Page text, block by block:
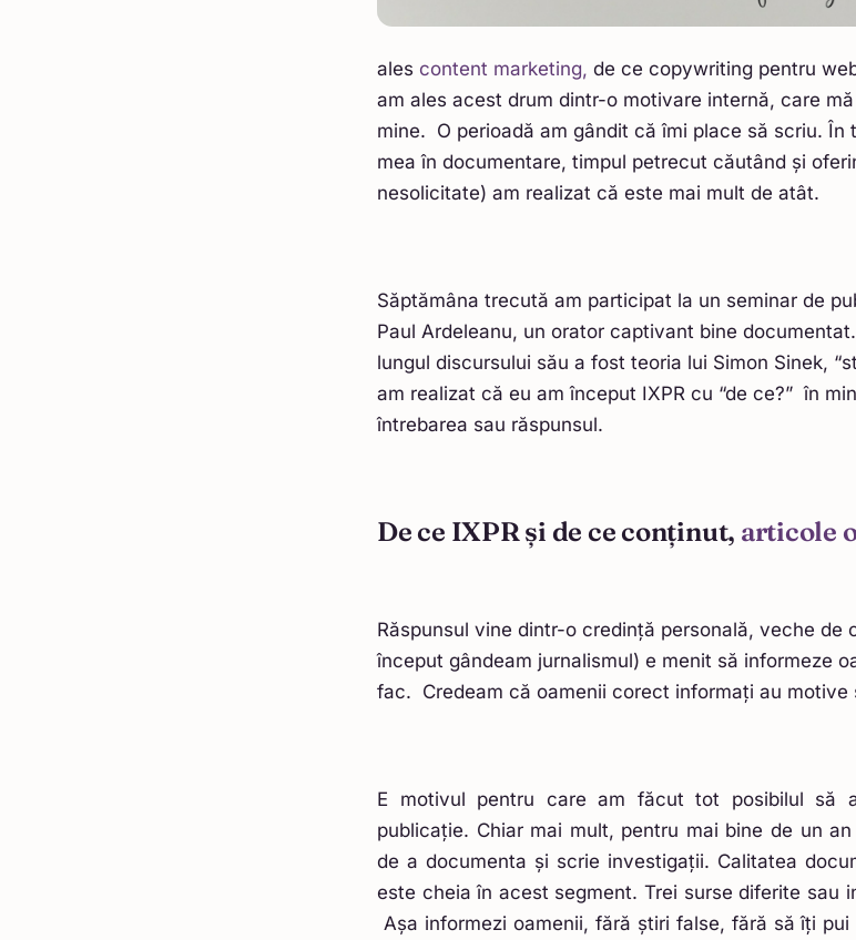
ales content marketing, de ce copywriting pentru
am ales acest drum dintr-o motivare internă, care
mine. O perioadă am gândit că îmi place să scriu. În
mea în documentare, timpul petrecut căutând și
nesolicitate) am realizat că este mai mult de atât.
Săptămâna trecută am participat la un seminar de
Paul Ardeleanu, un orator captivant bine
lungul discursului său a fost teoria lui Simon Sinek,
am realizat că eu am început IXPR cu “de ce?” în
întrebarea sau răspunsul.
De ce IXPR și de ce conținut, articole
Răspunsul vine dintr-o credință personală, veche de
început gândeam jurnalismul) e menit să informeze
fac. Credeam că oamenii corect informați au motive
E motivul pentru care am făcut tot posibilul să
publicație. Chiar mai mult, pentru mai bine de un
de a documenta și scrie investigații. Calitatea
este cheia în acest segment. Trei surse diferite sau
Așa informezi oamenii, fără știri false, fără să îți